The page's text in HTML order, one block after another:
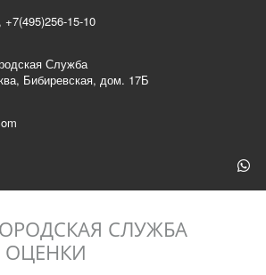
, +7(495)256-15-10
Служба
, Бибиревская, дом. 17Б
СЛУЖБА
ОЦЕНКИ